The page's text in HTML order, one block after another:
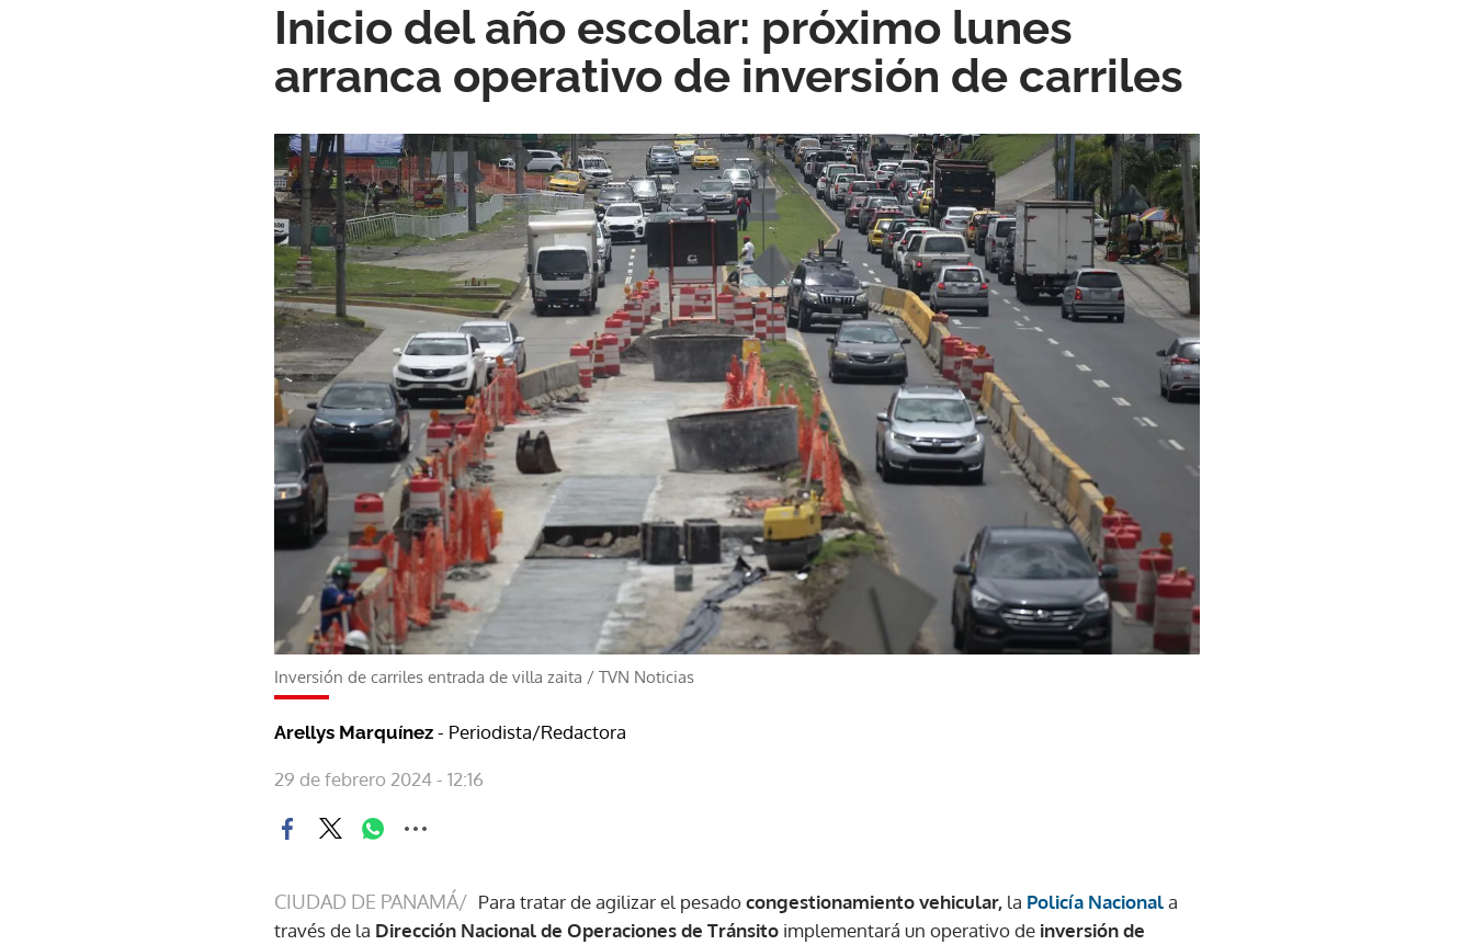
Inicio del año escolar: próximo lunes
arranca operativo de inversión de carriles
Inversión de carriles entrada de villa zaita / TVN Noticias
Arellys Marquínez - Periodista/Redactora
29 de febrero 2024 - 12:16
CIUDAD DE PANAMÁ/ Para tratar de agilizar el pesadocongestionamiento vehicular, la Policía Nacionala
través de la Dirección Nacional de Operaciones de Tránsito implementará un operativo de inversión de